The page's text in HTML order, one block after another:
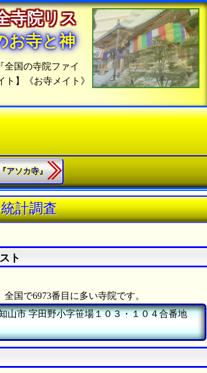
寺院リス
お寺と神
全国の寺院ファイ
】《お寺メイト》
アソカ寺』
計調査
ト
国で6973番目に多い寺院です。
山市字田野小字笹場１０３・１０４合番地